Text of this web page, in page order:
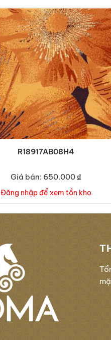
R18917AB08H4
Giá bán: 650.000 ₫
Đăng nhập để xem tồn kho